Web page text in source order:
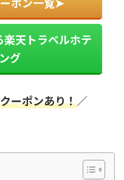
天トラベルホテ
グ
ーポンあり！／